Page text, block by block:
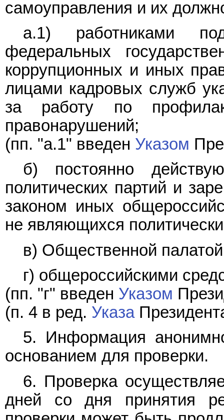
самоуправления и их
а.1) работниками
федеральных
коррупционных и иных
лицами кадровых служб
за работу по
правонарушений;
(пп. "а.1" введен Указом
б) постоянно
политических партий и
законом иных
не являющихся
в) Общественной
г) общероссийскими
(пп. "г" введен Указом
(п. 4 в ред. Указа
5. Информация
основанием для проверки.
6. Проверка
дней со дня принятия